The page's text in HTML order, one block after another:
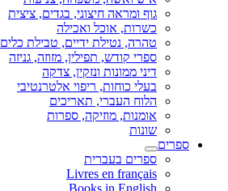
גוף ומראה חיצוני, בגדים, ציצית
כשרות, אוכל ואכילה
טהרה, נטילת ידיים, טבילת כלים
ספרי קודש, תפילין, מזוזה, גניזה
דיני ממונות ונזקין, צדקה
בעלי כוחות, ריפוי אלטרנטיבי
הלוח העברי, תאריכים
אומנות, מוזיקה, ספרות
שונות
ספרים
ספרים בעברית
Livres en français
Books in English